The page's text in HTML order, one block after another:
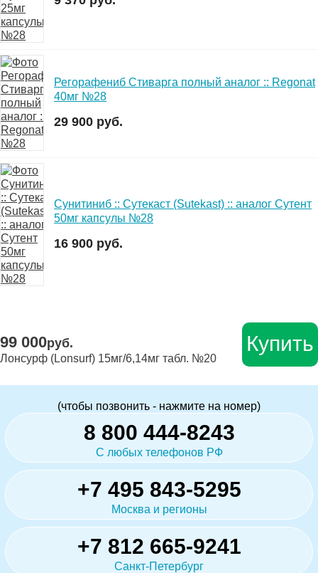
Регорафениб Стиварга полный аналог :: Regonat
40мг №28
29 900 руб.
Сунитиниб :: Сутекаст (Sutekast) :: аналог Сутент
50мг капсулы №28
16 900 руб.
99 000руб.
Лонсурф (Lonsurf) 15мг/6,14мг табл. №20
Купить
(чтобы позвонить - нажмите на номер)
8 800 444-8243
С любых телефонов РФ
+7 495 843-5295
Москва и регионы
+7 812 665-9241
Санкт-Петербург